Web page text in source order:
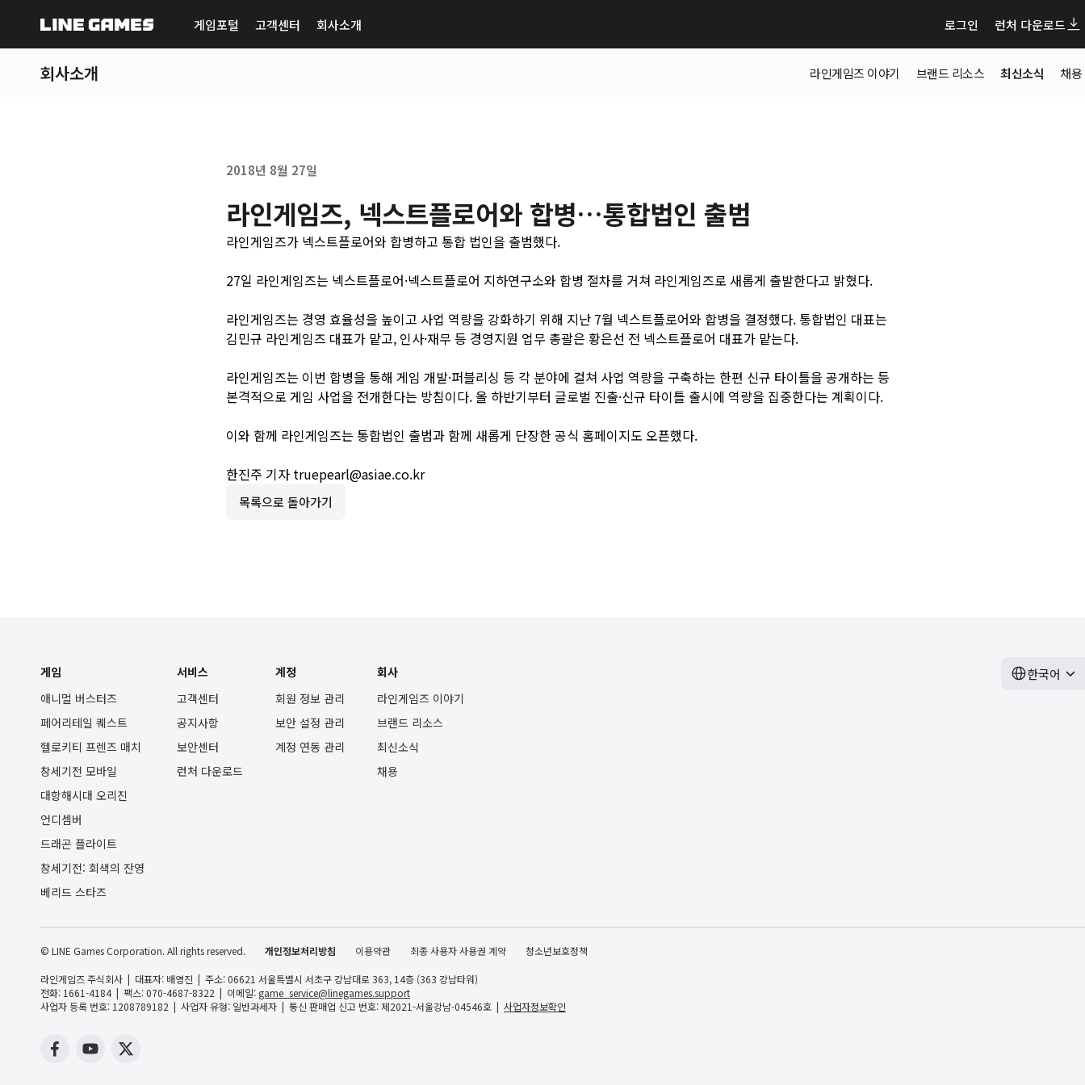
게임포털 고객센터 회사소개 로그인 런처 다운로드
회사소개 라인게임즈 이야기 브랜드 리소스 최신소식 채용
2018년 8월 27일
라인게임즈, 넥스트플로어와 합병…통합법인 출범
라인게임즈가 넥스트플로어와 합병하고 통합 법인을 출범했다.
27일 라인게임즈는 넥스트플로어·넥스트플로어 지하연구소와 합병 절차를 거쳐 라인게임즈로 새롭게 출발한다고 밝혔다.
라인게임즈는 경영 효율성을 높이고 사업 역량을 강화하기 위해 지난 7월 넥스트플로어와 합병을 결정했다. 통합법인 대표는
김민규 라인게임즈 대표가 맡고, 인사·재무 등 경영지원 업무 총괄은 황은선 전 넥스트플로어 대표가 맡는다.
라인게임즈는 이번 합병을 통해 게임 개발·퍼블리싱 등 각 분야에 걸쳐 사업 역량을 구축하는 한편 신규 타이틀을 공개하는 등
본격적으로 게임 사업을 전개한다는 방침이다. 올 하반기부터 글로벌 진출·신규 타이틀 출시에 역량을 집중한다는 계획이다.
이와 함께 라인게임즈는 통합법인 출범과 함께 새롭게 단장한 공식 홈페이지도 오픈했다.
한진주 기자 truepearl@asiae.co.kr
목록으로 돌아가기
게임
애니멀 버스터즈
페어리테일 퀘스트
헬로키티 프렌즈 매치
창세기전 모바일
대항해시대 오리진
언디셈버
드래곤 플라이트
창세기전: 회색의 잔영
베리드 스타즈
서비스
고객센터
공지사항
보안센터
런처 다운로드
계정
회원 정보 관리
보안 설정 관리
계정 연동 관리
회사
라인게임즈 이야기
브랜드 리소스
최신소식
채용
한국어
© LINE Games Corporation. All rights reserved. 개인정보처리방침 이용약관 최종 사용자 사용권 계약 청소년보호정책
라인게임즈 주식회사 대표자: 배영진
주소: 06621 서울특별시 서초구 강남대로 363, 14층 (363 강남타워)
전화: 1661-4184
팩스: 070-4687-8322 이메일: game_service@linegames.support
사업자 등록 번호: 1208789182
사업자 유형: 일반과세자 통신 판매업 신고 번호: 제2021-서울강남-04546호 사업자정보확인